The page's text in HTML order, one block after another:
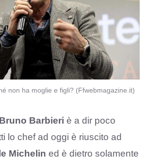
non ha moglie e figli? (Ffwebmagazine.it)
Bruno Barbieri è a dir poco
lo chef ad oggi è riuscito ad
Michelin ed è dietro solamente